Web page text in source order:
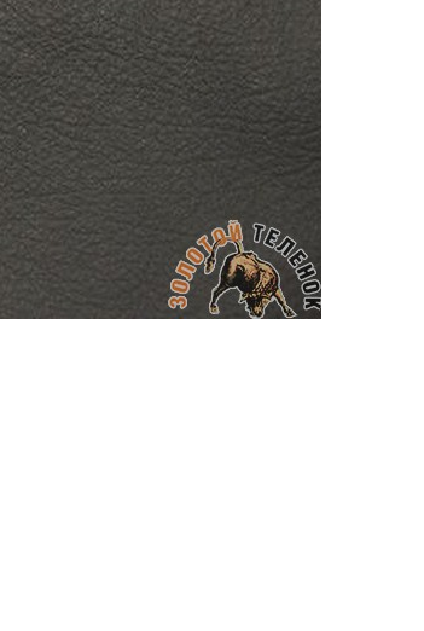
АППРЕТУРА ДЛЯ КОЖИ